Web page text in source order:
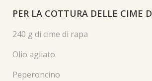
PER LA COTTURA DELLE CIME
240 g di cime di rapa
Olio agliato
Peperoncino